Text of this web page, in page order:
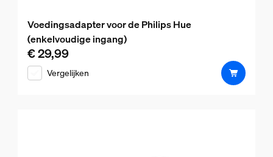
Voedingsadapter voor de Philips Hue
(enkelvoudige ingang)
De huidige prijs is € 29,99
€ 29,99
Vergelijken